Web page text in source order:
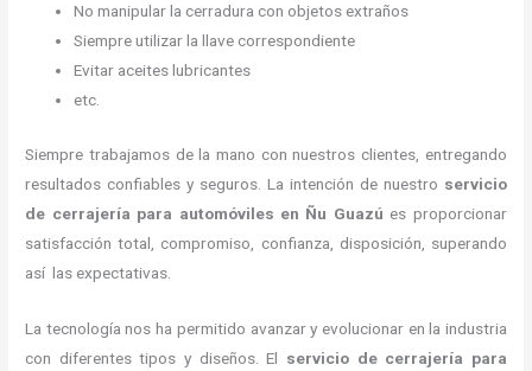
No manipular la cerradura con objetos extraños
Siempre utilizar la llave correspondiente
Evitar aceites lubricantes
etc.
Siempre trabajamos de la mano con nuestros clientes, entregando
resultados confiables y seguros. La intención de nuestro servicio
de cerrajería para automóviles en Ñu Guazú es proporcionar
satisfacción total, compromiso, confianza, disposición, superando
así las expectativas.
La tecnología nos ha permitido avanzar y evolucionar en la industria
con diferentes tipos y diseños. El servicio de cerrajería para